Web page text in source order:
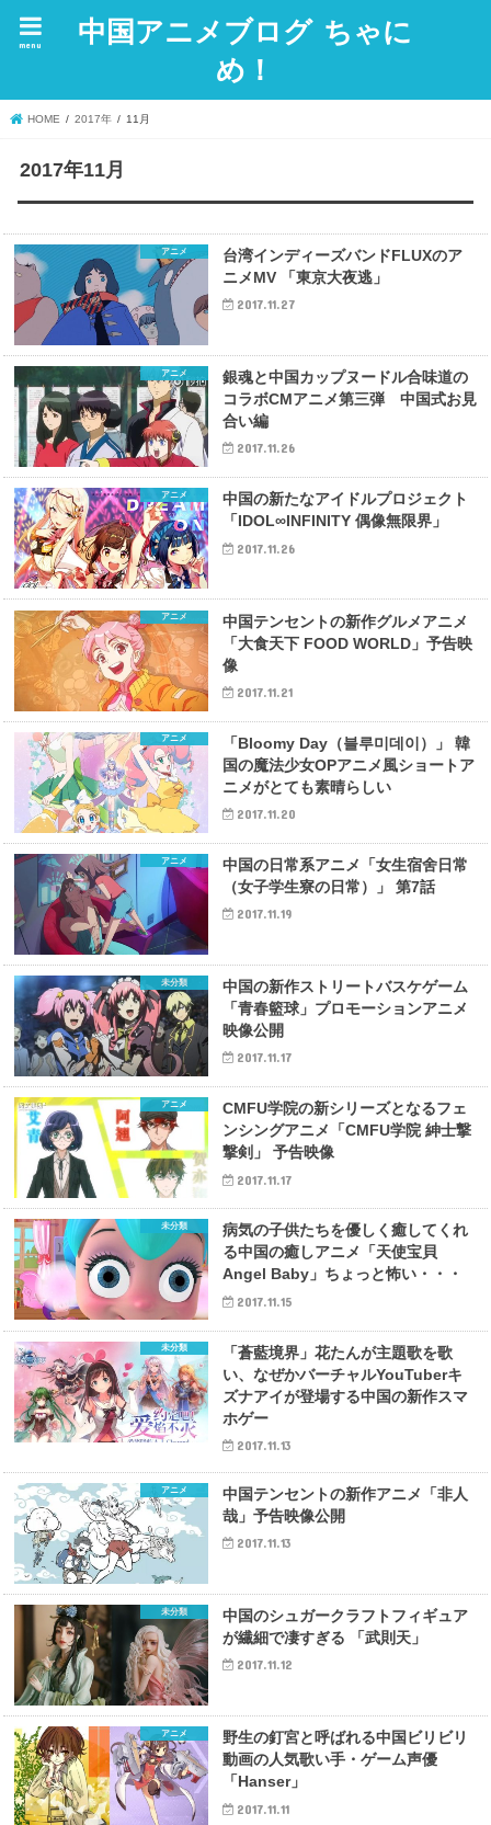
中国アニメブログ ちゃに
め！
menu
HOME 2017年 11月
2017年11月
アニメ
台湾インディーズバンドFLUXのア
ニメMV 「東京大夜逃」
2017.11.27
アニメ
銀魂と中国カップヌードル合味道の
コラボCMアニメ第三弾 中国式お見
合い編
2017.11.26
アニメ
中国の新たなアイドルプロジェクト
「IDOL∞INFINITY 偶像無限界」
2017.11.26
アニメ
中国テンセントの新作グルメアニメ
「大食天下 FOOD WORLD」予告映
像
2017.11.21
アニメ
「Bloomy Day（블루미데이）」 韓
国の魔法少女OPアニメ風ショートア
ニメがとても素晴らしい
2017.11.20
アニメ
中国の日常系アニメ「女生宿舍日常
（女子学生寮の日常）」 第7話
2017.11.19
未分類
中国の新作ストリートバスケゲーム
「青春籃球」プロモーションアニメ
映像公開
2017.11.17
アニメ
CMFU学院の新シリーズとなるフェ
ンシングアニメ「CMFU学院 紳士撃
撃剣」 予告映像
2017.11.17
未分類
病気の子供たちを優しく癒してくれ
る中国の癒しアニメ「天使宝貝
Angel Baby」ちょっと怖い・・・
2017.11.15
未分類
「蒼藍境界」花たんが主題歌を歌
い、なぜかバーチャルYouTuberキ
ズナアイが登場する中国の新作スマ
ホゲー
2017.11.13
アニメ
中国テンセントの新作アニメ「非人
哉」予告映像公開
2017.11.13
未分類
中国のシュガークラフトフィギュア
が繊細で凄すぎる 「武則天」
2017.11.12
アニメ
野生の釘宮と呼ばれる中国ビリビリ
動画の人気歌い手・ゲーム声優
「Hanser」
2017.11.11